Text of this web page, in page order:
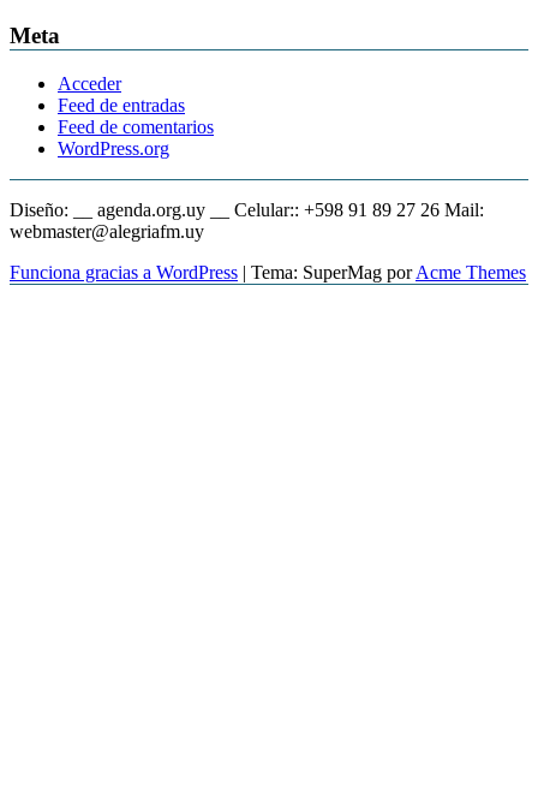
Meta
Acceder
Feed de entradas
Feed de comentarios
WordPress.org
Diseño: __ agenda.org.uy __ Celular:: +598 91 89 27 26 Mail:
webmaster@alegriafm.uy
Funciona gracias a WordPress | Tema: SuperMag porAcme Themes